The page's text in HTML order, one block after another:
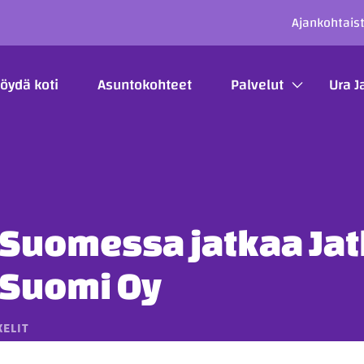
koti Asuntokohteet Palvelut Ura
jatkaa
Oy